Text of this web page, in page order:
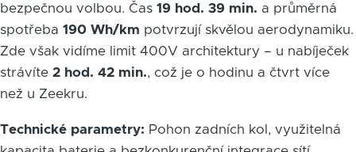
bezpečnou volbou. Čas 19 hod. 39 min. a průměrná
spotřeba 190 Wh/km potvrzují skvělou aerodynamiku.
Zde však vidíme limit 400V architektury – u nabíječek
strávíte 2 hod. 42 min., což je o hodinu a čtvrt více
než u Zeekru.
Technické parametry: Pohon zadních kol, využitelná